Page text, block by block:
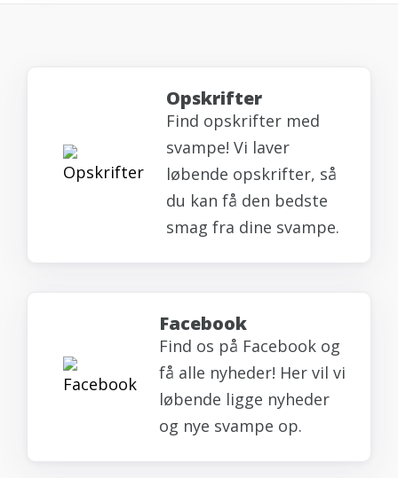
Opskrifter
Find opskrifter med
svampe! Vi laver
løbende opskrifter, så
du kan få den bedste
smag fra dine svampe.
Facebook
Find os på Facebook og
få alle nyheder! Her vil vi
løbende ligge nyheder
og nye svampe op.